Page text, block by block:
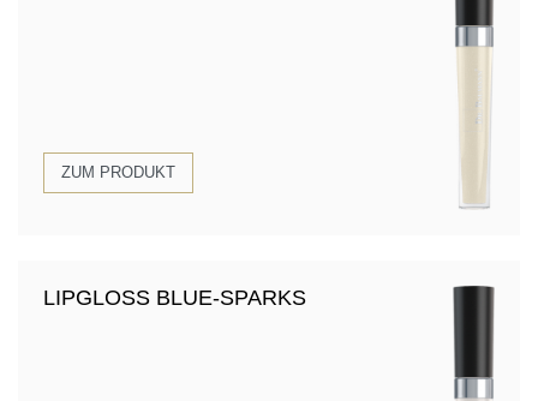
ZUM PRODUKT
LIPGLOSS BLUE-SPARKS